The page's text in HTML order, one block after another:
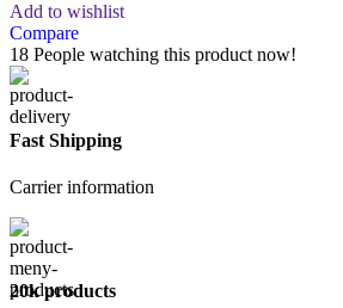
Add to wishlist
Compare
18 People watching this product now!
Fast Shipping
Carrier information
20k products